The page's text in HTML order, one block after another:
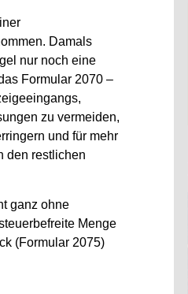
Damals
nur noch eine
Formular 2070 –
zu vermeiden,
und für mehr
den restlichen
ganz ohne
Menge
(Formular 2075)